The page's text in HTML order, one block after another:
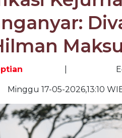
Minggu 17-05-2026,13:10